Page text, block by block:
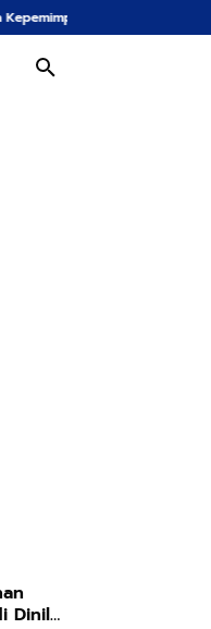
Dr. Said Mulyadi Dinilai
Dinilai